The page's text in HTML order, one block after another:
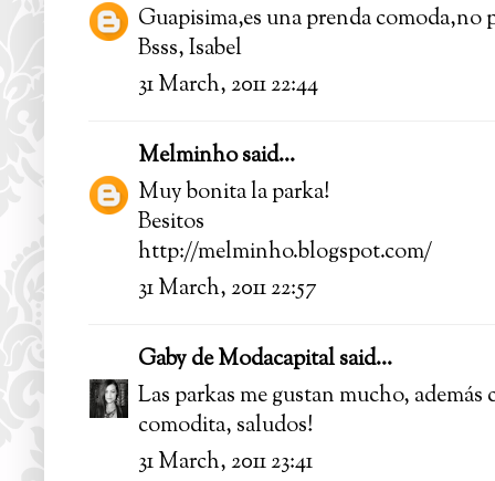
Guapisima,es una prenda comoda,no
Bsss, Isabel
31 March, 2011 22:44
Melminhosaid...
Muy bonita la parka!
Besitos
http://melminho.blogspot.com/
31 March, 2011 22:57
Gaby de Modacapitalsaid...
Las parkas me gustan mucho,
comodita, saludos!
31 March, 2011 23:41